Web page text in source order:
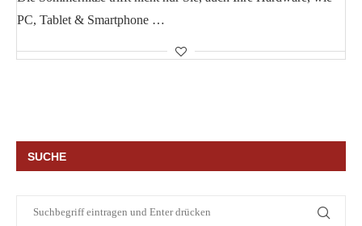
PC, Tablet & Smartphone …
SUCHE